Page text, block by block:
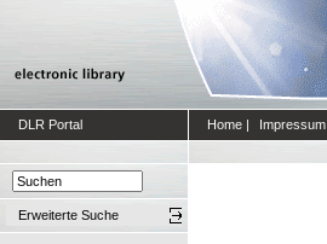
DLR Portal Home | Impressum
Erweiterte Suche